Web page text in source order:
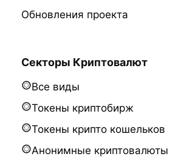
Обновления проекта
Секторы Криптовалют
Все виды
Токены криптобирж
Токены крипто кошельков
Анонимные криптовалюты